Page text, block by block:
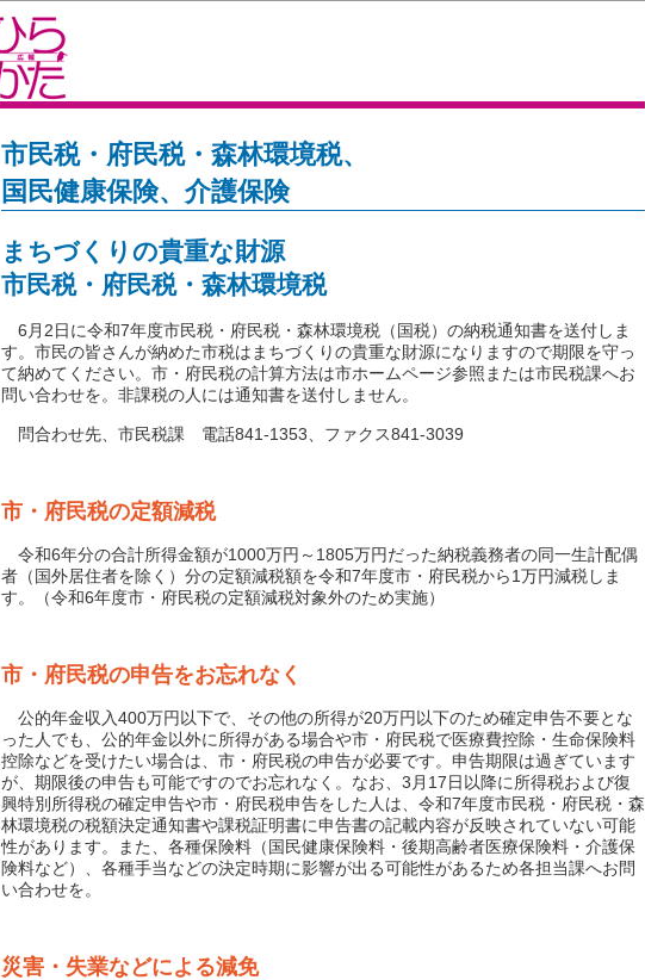
市民税・府民税・森林環境税、
国民健康保険、介護保険
まちづくりの貴重な財源
市民税・府民税・森林環境税
6月2日に令和7年度市民税・府民税・森林環境税（国税）の納税通知書を送付しま
す。市民の皆さんが納めた市税はまちづくりの貴重な財源になりますので期限を守っ
て納めてください。市・府民税の計算方法は市ホームページ参照または市民税課へお
問い合わせを。非課税の人には通知書を送付しません。
問合わせ先、市民税課 電話841-1353、ファクス841-3039
市・府民税の定額減税
令和6年分の合計所得金額が1000万円～1805万円だった納税義務者の同一生計配偶
者（国外居住者を除く）分の定額減税額を令和7年度市・府民税から1万円減税しま
す。（令和6年度市・府民税の定額減税対象外のため実施）
市・府民税の申告をお忘れなく
公的年金収入400万円以下で、その他の所得が20万円以下のため確定申告不要とな
った人でも、公的年金以外に所得がある場合や市・府民税で医療費控除・生命保険料
控除などを受けたい場合は、市・府民税の申告が必要です。申告期限は過ぎています
が、期限後の申告も可能ですのでお忘れなく。なお、3月17日以降に所得税および復
興特別所得税の確定申告や市・府民税申告をした人は、令和7年度市民税・府民税・森
林環境税の税額決定通知書や課税証明書に申告書の記載内容が反映されていない可能
性があります。また、各種保険料（国民健康保険料・後期高齢者医療保険料・介護保
険料など）、各種手当などの決定時期に影響が出る可能性があるため各担当課へお問
い合わせを。
災害・失業などによる減免